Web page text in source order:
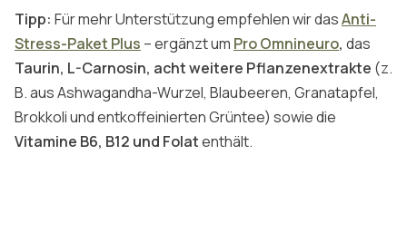
Tipp: Für mehr Unterstützung empfehlen wir dasAnti-
Stress-Paket Plus – ergänzt um Pro Omnineuro, das
Taurin, L-Carnosin, acht weitere Pflanzenextrakte (z.
B. aus Ashwagandha-Wurzel, Blaubeeren, Granatapfel,
Brokkoli und entkoffeinierten Grüntee) sowie die
Vitamine B6, B12 und Folatenthält.